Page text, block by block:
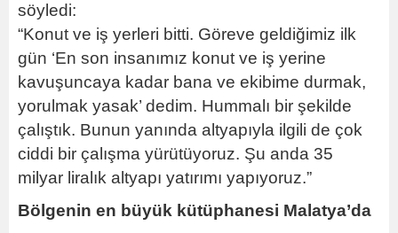
söyledi:
“Konut ve iş yerleri bitti. Göreve geldiğimiz ilk
gün ‘En son insanımız konut ve iş yerine
kavuşuncaya kadar bana ve ekibime durmak,
yorulmak yasak’ dedim. Hummalı bir şekilde
çalıştık. Bunun yanında altyapıyla ilgili de çok
ciddi bir çalışma yürütüyoruz. Şu anda 35
milyar liralık altyapı yatırımı yapıyoruz.”
Bölgenin en büyük kütüphanesi Malatya’da